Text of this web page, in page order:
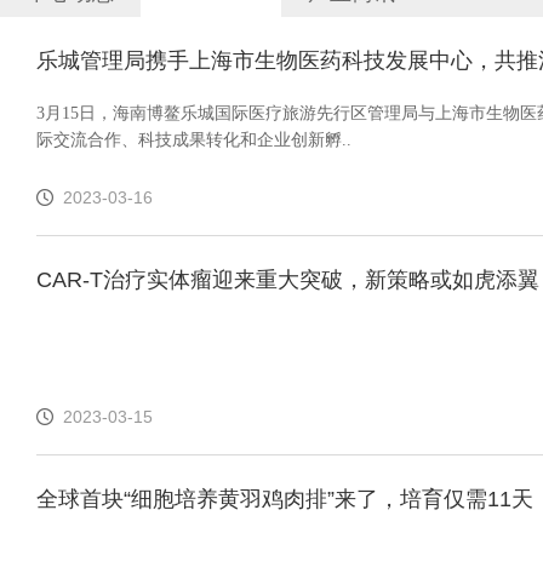
乐城管理局携手上海市生物医药科技发展中心，共
3月15日，海南博鳌乐城国际医疗旅游先行区管理局与上海市生物
际交流合作、科技成果转化和企业创新孵..
2023-03-16
CAR-T治疗实体瘤迎来重大突破，新策略或如虎添翼
2023-03-15
全球首块“细胞培养黄羽鸡肉排”来了，培育仅需11